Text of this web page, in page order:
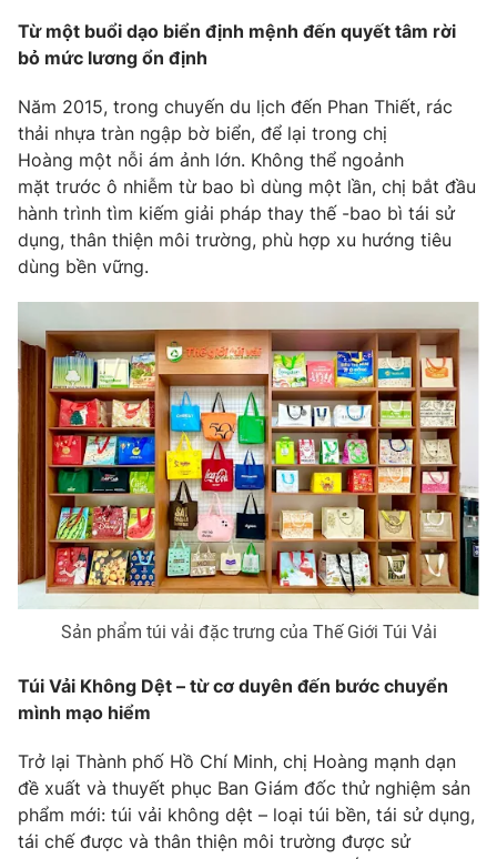
Phim VTV
Hậu trường
Nhân vật
Khán giả
Giải sao mai
Giải trí
Âm nhạc
Sao
Đời sống
Du lịch
Làm đẹp
Chất lượng cuộc sống
Giáo dục
Tuyển sinh
Học trực tuyến
Công nghệ
Hitech Công nghệ tương lai
Thị trường
Tư vấn
Giao lưu trực tuyến
Lịch phát sóng
Chuyên mục khác
Emagazine Podcast
Photo Infographic
Video Shorts video
VTV Money VTV Thể thao
Thị trường 24h Tấm lòng Việt
Từ một buổi dạo biển định mệnh đến quyết tâm rời
bỏ mức lương ổn định
Năm 2015, trong chuyến du lịch đến Phan Thiết, rác
thải nhựa tràn ngập bờ biển, để lại trong chị
Hoàng một nỗi ám ảnh lớn. Không thể ngoảnh
mặt trước ô nhiễm từ bao bì dùng một lần, chị bắt đầu
hành trình tìm kiếm giải pháp thay thế -bao bì tái sử
dụng, thân thiện môi trường, phù hợp xu hướng tiêu
dùng bền vững.
Sản phẩm túi vải đặc trưng của Thế Giới Túi Vải
Túi Vải Không Dệt – từ cơ duyên đến bước chuyển
mình mạo hiểm
Trở lại Thành phố Hồ Chí Minh, chị Hoàng mạnh dạn
đề xuất và thuyết phục Ban Giám đốc thử nghiệm sản
phẩm mới: túi vải không dệt – loại túi bền, tái sử dụng,
tái chế được và thân thiện môi trường được sử